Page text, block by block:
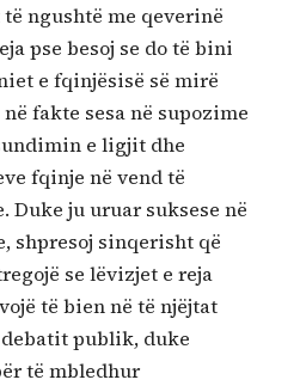
ngushtë me qeverinë
pse besoj se do të bini
e fqinjësisë së mirë
fakte sesa në supozime
e ligjit dhe
fqinje në vend të
ju uruar suksese në
shpresoj sinqerisht që
se lëvizjet e reja
të bien në të njëjtat
publik, duke
të mbledhur